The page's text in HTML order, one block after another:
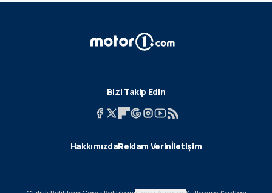
Bizi Takip Edin
HakkımızdaReklam Verinİletişim